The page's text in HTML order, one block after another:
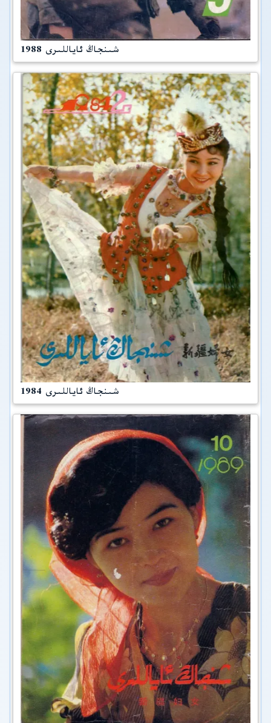
شىنجاڭ ئاياللىرى 1988
شىنجاڭ ئاياللىرى 1984